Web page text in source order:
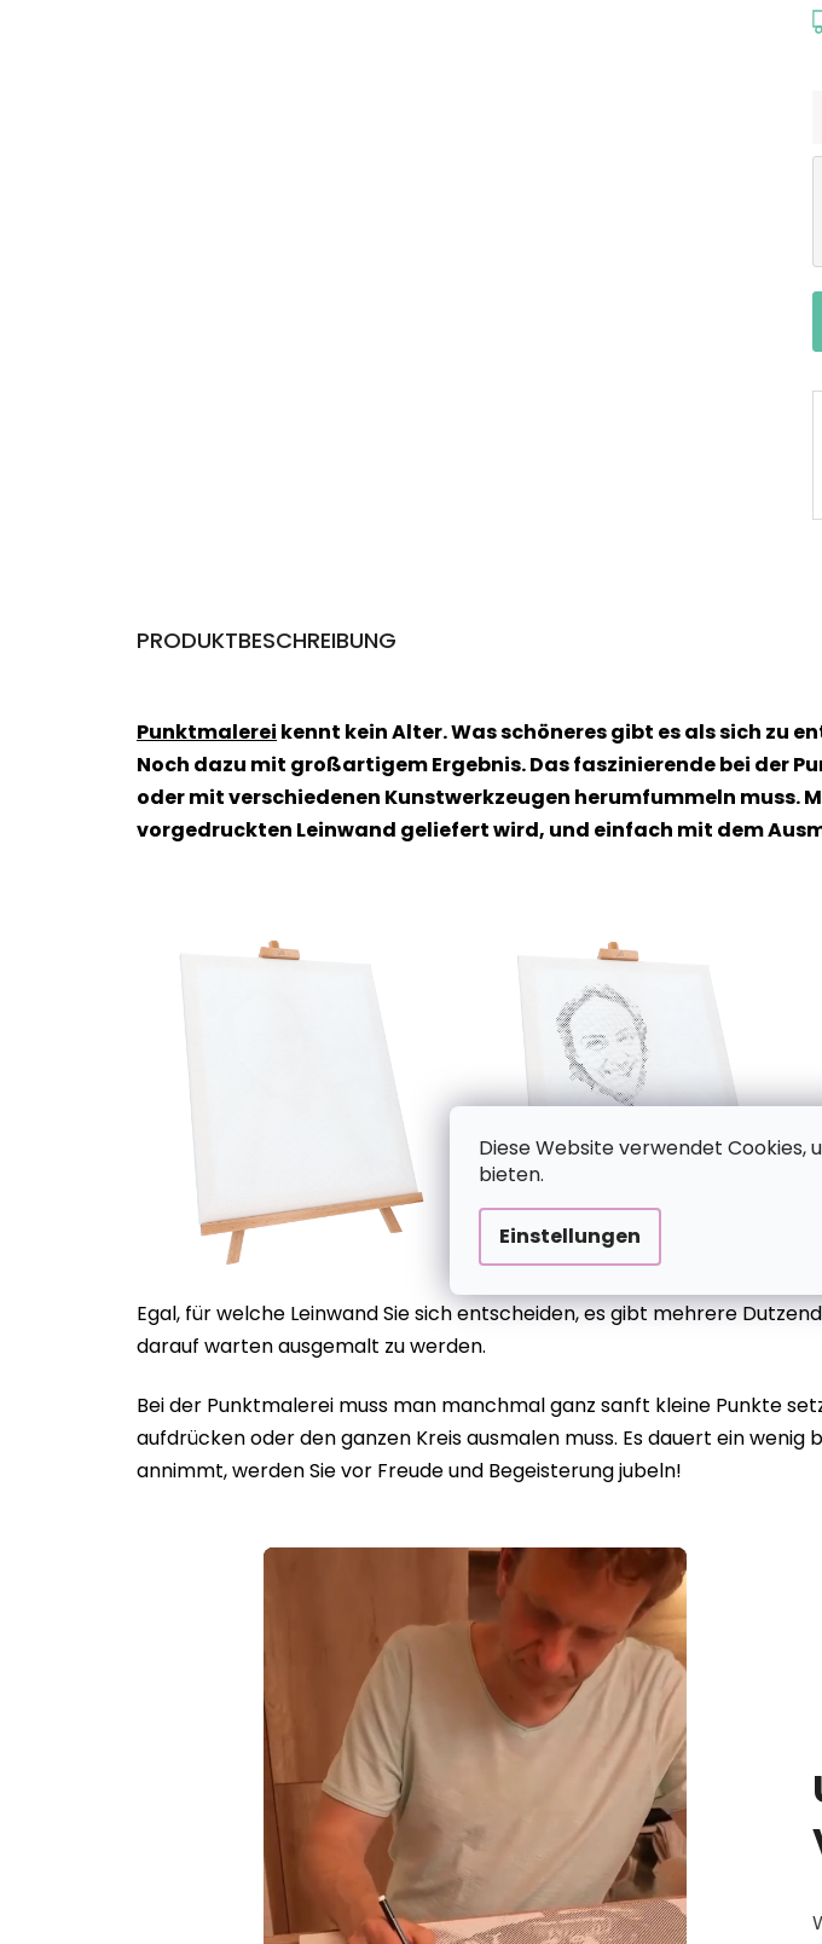
Diese Website verwendet Cookies,
bieten.
Einstellungen
PRODUKTBESCHREIBUNG
Punktmalerei kennt kein Alter. Was schöneres gibt es als sich zu
Noch dazu mit großartigem Ergebnis. Das faszinierende bei der
oder mit verschiedenen Kunstwerkzeugen herumfummeln muss.
vorgedruckten Leinwand geliefert wird, und einfach mit dem
Egal, für welche Leinwand Sie sich entscheiden, es gibt mehrere
darauf warten ausgemalt zu werden.
Bei der Punktmalerei muss man manchmal ganz sanft kleine Punkte
aufdrücken oder den ganzen Kreis ausmalen muss. Es dauert ein
annimmt, werden Sie vor Freude und Begeisterung jubeln!